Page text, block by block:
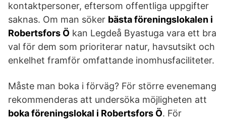
kontaktpersoner, eftersom offentliga uppgifter
saknas. Om man söker bästa föreningslokalen i
Robertsfors Ö kan Legdeå Byastuga vara ett bra
val för dem som prioriterar natur, havsutsikt och
enkelhet framför omfattande inomhusfaciliteter.
Måste man boka i förväg? För större evenemang
rekommenderas att undersöka möjligheten att
boka föreningslokal i Robertsfors Ö. För